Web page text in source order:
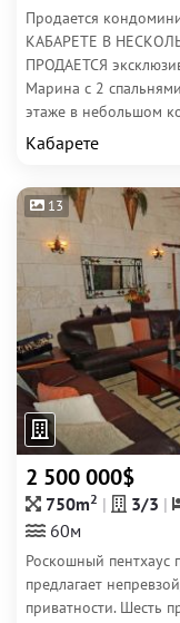
Продается
КАБАРЕТЕ В
ПРОДАЕТСЯ
Марина с 2
этаже в небольшом
Кабарете
13
2 500 000$
750m2 3/3
60м
Роскошный пентхаус
предлагает
приватности. Шесть